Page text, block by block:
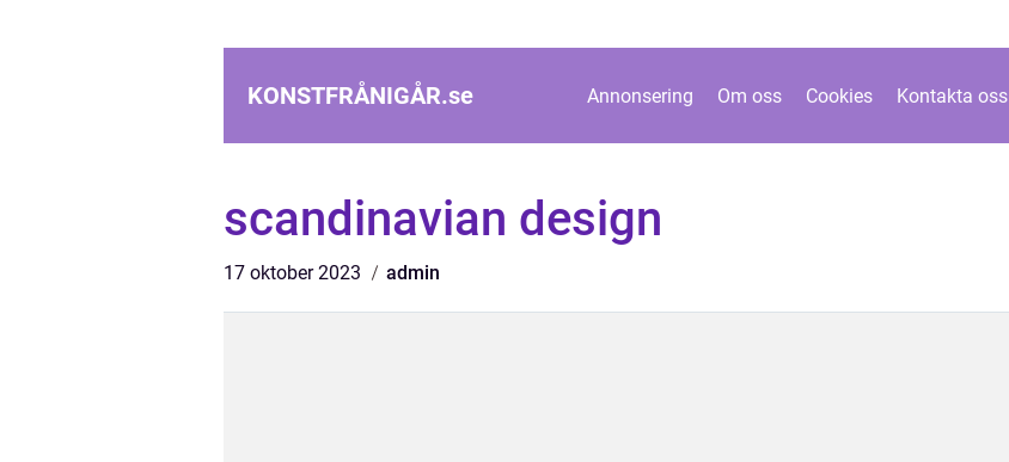
KONSTFRÅNIGÅR.se Annonsering Om oss Cookies Kontakta oss
scandinavian design
17 oktober 2023 admin